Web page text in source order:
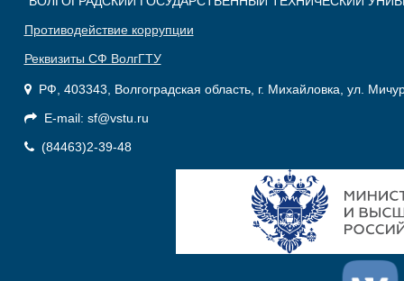
Противодействие коррупции
Реквизиты СФ ВолгГТУ
РФ, 403343, Волгоградская область, г. Михайловка, ул.
E-mail: sf@vstu.ru
(84463)2-39-48